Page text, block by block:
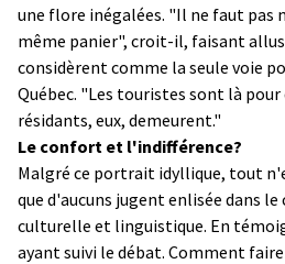
une flore inégalées. "Il ne faut pas
même panier", croit-il, faisant
considèrent comme la seule voie
Québec. "Les touristes sont là
résidants, eux, demeurent."
Le confort et l'indifférence?
Malgré ce portrait idyllique, tout
que d'aucuns jugent enlisée dans
culturelle et linguistique. En
ayant suivi le débat. Comment